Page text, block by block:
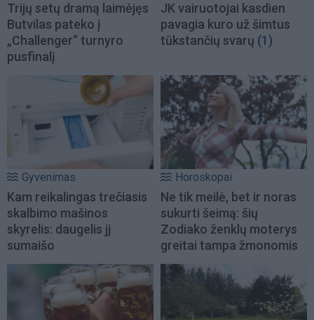
Trijų setų dramą laimėjęs
Butvilas pateko į
„Challenger“ turnyro
pusfinalį
JK vairuotojai kasdien
pavagia kuro už šimtus
tūkstančių svarų (1)
Gyvenimas
Kam reikalingas trečiasis
skalbimo mašinos
skyrelis: daugelis jį
sumaišo
Horoskopai
Ne tik meilė, bet ir noras
sukurti šeimą: šių
Zodiako ženklų moterys
greitai tampa žmonomis